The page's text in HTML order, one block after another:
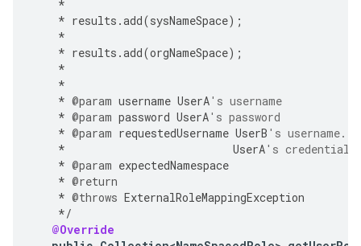
*
* results .add(sysNameSpace);
*
* results .add(orgNameSpace);
*
*
* @param username UserA's username
* @param password UserA's password
* @param requestedUsername UserB 's username.
*
UserA's credentials
* @param expectedNamespace
* @return
* @throws ExternalRoleMappingException
*/
@Override